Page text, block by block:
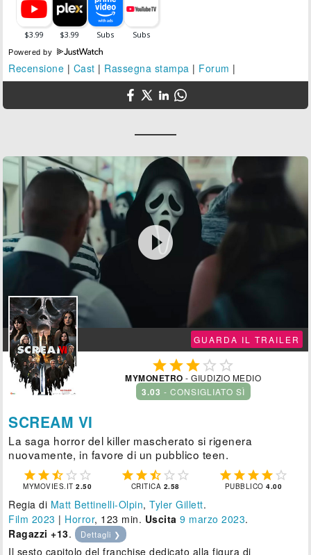
Powered by
Recensione | Cast | Rassegna stampa | Forum |

GUARDA IL TRAILER
  
MYMONETRO - GIUDIZIO MEDIO
3.03 - CONSIGLIATO SÌ
SCREAM VI
La saga horror del killer mascherato si rigenera
nuovamente, in favore di un pubblico teen.
    
MYMOVIES.IT2.50
    
CRITICA 2.58
    
PUBBLICO4.00
Regia di Matt Bettinelli-Olpin,Tyler Gillett.
Film 2023 | Horror, 123 min. Uscita 9 marzo 2023.
Ragazzi +13. Dettagli ❯
Il sesto capitolo del franchise dedicato alla figura di